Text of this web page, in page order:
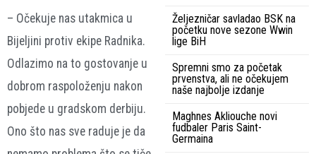
– Očekuje nas utakmica u
Bijeljini protiv ekipe Radnika.
Odlazimo na to gostovanje u
dobrom raspoloženju nakon
pobjede u gradskom derbiju.
Ono što nas sve raduje je da
Željezničar savladao BSK na
početku nove sezone Wwin
lige BiH
Spremni smo za početak
prvenstva, ali ne očekujem
naše najbolje izdanje
Maghnes Akliouche novi
fudbaler Paris Saint-
Germaina